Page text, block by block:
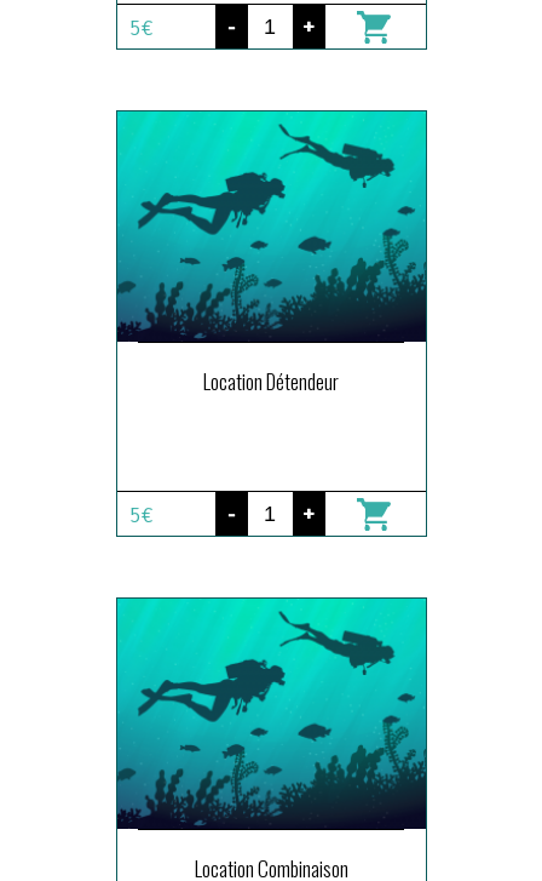
5€ - +
Location Détendeur
5€ - +
Location Combinaison